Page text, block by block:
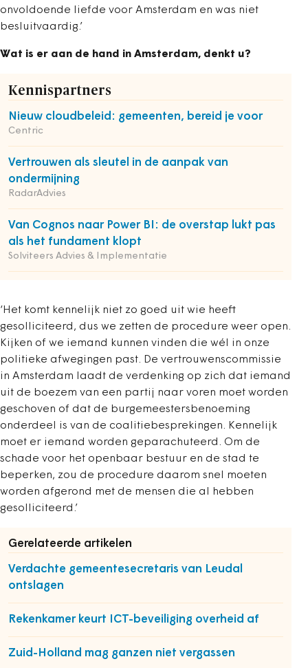
onvoldoende liefde voor Amsterdam en was niet
besluitvaardig.’
Wat is er aan de hand in Amsterdam, denkt u?
Kennispartners
Nieuw cloudbeleid: gemeenten, bereid je voor
Centric
Vertrouwen als sleutel in de aanpak van
ondermijning
RadarAdvies
Van Cognos naar Power BI: de overstap lukt pas
als het fundament klopt
Solviteers Advies & Implementatie
‘Het komt kennelijk niet zo goed uit wie heeft
gesolliciteerd, dus we zetten de procedure weer open.
Kijken of we iemand kunnen vinden die wél in onze
politieke afwegingen past. De vertrouwenscommissie
in Amsterdam laadt de verdenking op zich dat iemand
uit de boezem van een partij naar voren moet worden
geschoven of dat de burgemeestersbenoeming
onderdeel is van de coalitiebesprekingen. Kennelijk
moet er iemand worden geparachuteerd. Om de
schade voor het openbaar bestuur en de stad te
beperken, zou de procedure daarom snel moeten
worden afgerond met de mensen die al hebben
gesolliciteerd.’
Gerelateerde artikelen
Verdachte gemeentesecretaris van Leudal
ontslagen
Rekenkamer keurt ICT-beveiliging overheid af
Zuid-Holland mag ganzen niet vergassen